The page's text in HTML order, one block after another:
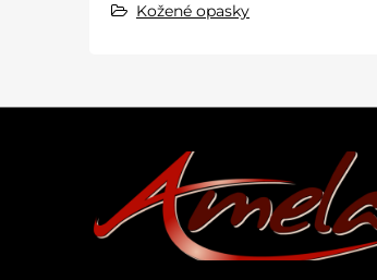
Kožené opasky